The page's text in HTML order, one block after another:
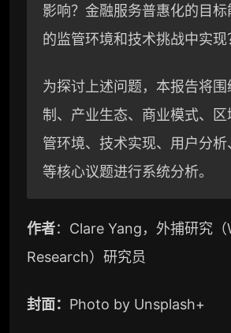
影响？金融服务普惠化的目标
的监管环境和技术挑战中实现
为探讨上述问题，本报告将
制、产业生态、商业模式、区
管环境、技术实现、用户分
等核心议题进行系统分析。
作者：Clare Yang，外捕研究
Research）研究员
封面： Photo by Unsplash+